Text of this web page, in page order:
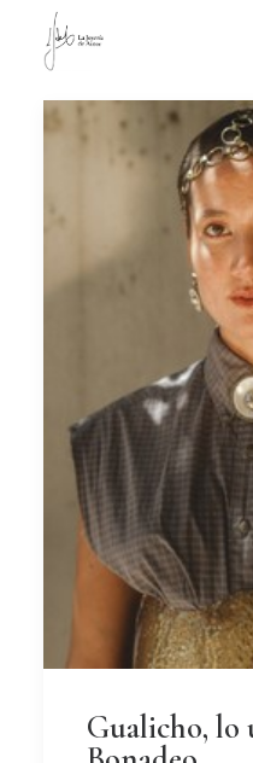
NOTICIAS DE JOYERÍA
Gualicho, lo